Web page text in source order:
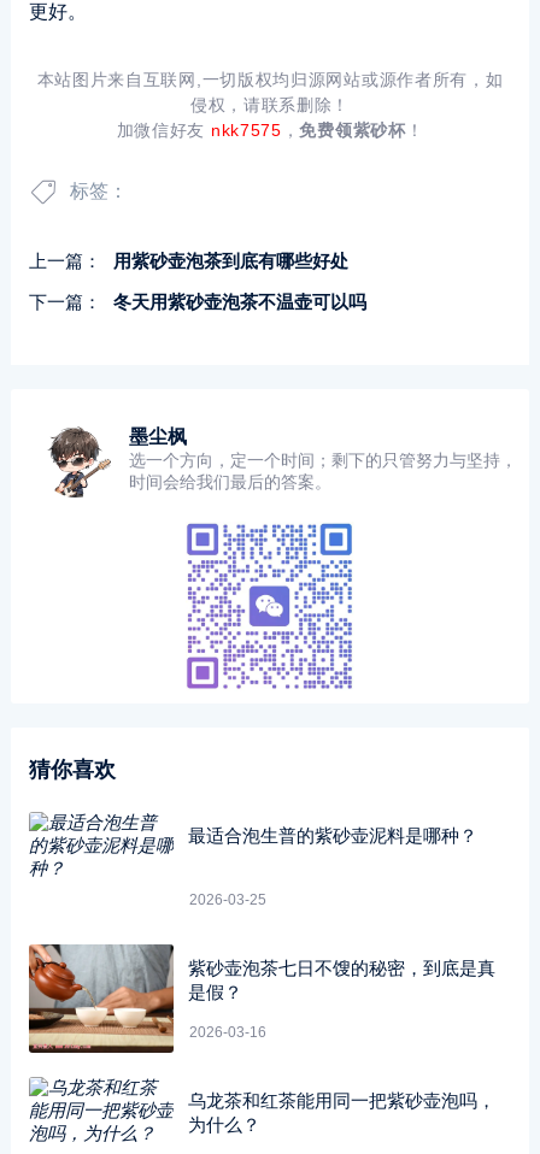
更好。
本站图片来自互联网,一切版权均归源网站或源作者所有，如
侵权，请联系删除！
加微信好友 nkk7575 ，免费领紫砂杯！
标签：
上一篇：
用紫砂壶泡茶到底有哪些好处
下一篇：
冬天用紫砂壶泡茶不温壶可以吗
墨尘枫
选一个方向，定一个时间；剩下的只管努力与坚持，
时间会给我们最后的答案。
猜你喜欢
最适合泡生普的紫砂壶泥料是哪种？
2026-03-25
紫砂壶泡茶七日不馊的秘密，到底是真
是假？
2026-03-16
乌龙茶和红茶能用同一把紫砂壶泡吗，
为什么？